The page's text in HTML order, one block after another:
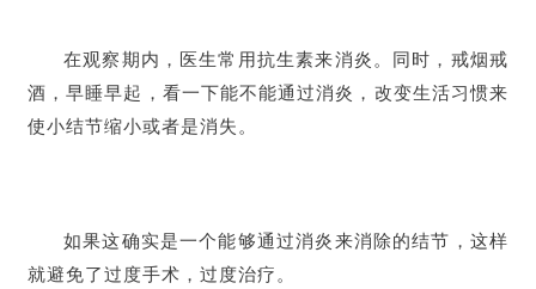
在观察期内，医生常用抗生素来消炎。同时，戒烟戒
酒，早睡早起，看一下能不能通过消炎，改变生活习惯来
使小结节缩小或者是消失。
如果这确实是一个能够通过消炎来消除的结节，这样
就避免了过度手术，过度治疗。